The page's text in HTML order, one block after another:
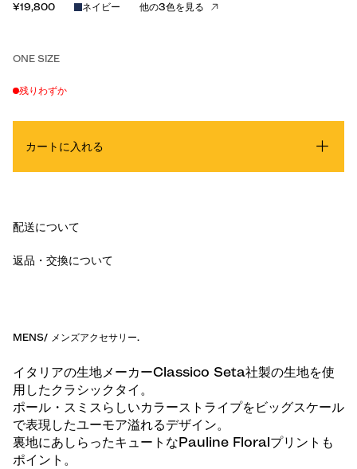
¥19,800 ネイビー 他の3色を見る
ONE SIZE
残りわずか
カートに入れる
配送について
返品・交換について
MENS/ メンズアクセサリー.
イタリアの生地メーカーClassico Seta社製の生地を使
用したクラシックタイ。
ポール・スミスらしいカラーストライプをビッグスケール
で表現したユーモア溢れるデザイン。
裏地にあしらったキュートなPauline Floralプリントも
ポイント。